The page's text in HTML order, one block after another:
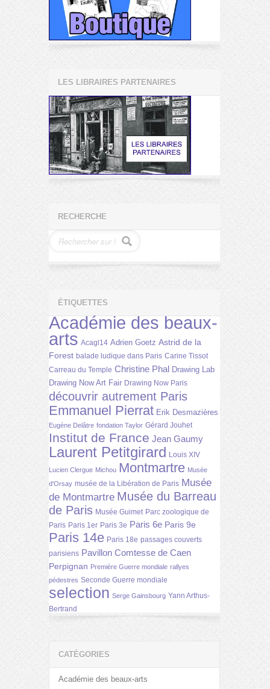
LES LIBRAIRES PARTENAIRES
RECHERCHE
ÉTIQUETTES
Académie des beaux-
arts Acagl14 Adrien Goetz Astrid de la
Forest balade ludique dans Paris Carine Tissot
Carreau du Temple Christine Phal Drawing Lab
Drawing Now Art Fair Drawing Now Paris
découvrir autrement Paris
Emmanuel Pierrat Erik Desmazières
Eugène Delâtre fondation Taylor Gérard Jouhet
Institut de France Jean Gaumy
Laurent Petitgirard Louis XIV
Lucien Clergue Michou Montmartre Musée
d'Orsay musée de la Libération de Paris Musée
de Montmartre Musée du Barreau
de Paris Musée Guimet Parc zoologique de
Paris Paris 1er Paris 3e Paris 6e Paris 9e
Paris 14e Paris 18e passages couverts
parisiens Pavillon Comtesse de Caen
Perpignan Première Guerre mondiale rallyes
pédestres Seconde Guerre mondiale
selection Serge Gainsbourg Yann Arthus-
Bertrand
CATÉGORIES
Académie des beaux-arts